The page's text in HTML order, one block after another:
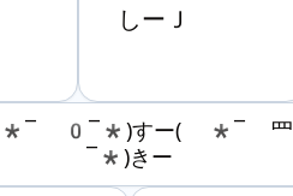
しーＪ
0¯*)すー( *¯ 罒
¯*)きー